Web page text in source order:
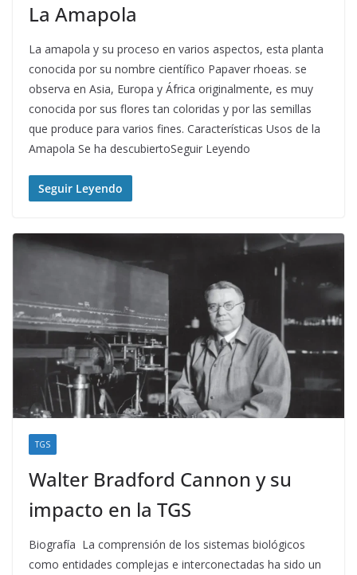
La Amapola
La amapola y su proceso en varios aspectos, esta planta
conocida por su nombre científico Papaver rhoeas. se
observa en Asia, Europa y África originalmente, es muy
conocida por sus flores tan coloridas y por las semillas
que produce para varios fines. Características Usos de la
Amapola Se ha descubiertoSeguir Leyendo
Seguir Leyendo
TGS
Walter Bradford Cannon y su
impacto en la TGS
Biografía La comprensión de los sistemas biológicos
como entidades complejas e interconectadas ha sido un